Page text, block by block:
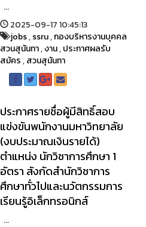
...
2025-09-17 10:45:13
jobs,ssru,กองบริหารงานบุคคล
สวนสุนันทา,งาน,ประกาศผลรับ
สมัคร,สวนสุนันทา
ประกาศรายชื่อผู้มีสิทธิ์สอบ
แข่งขันพนักงานมหาวิทยาลัย
(งบประมาณเงินรายได้)
ตำแหน่ง นักวิชาการศึกษา 1
อัตรา สังกัดสำนักวิชาการ
ศึกษาทั่วไปและนวัตกรรมการ
เรียนรู้อิเล็กทรอนิกส์
...